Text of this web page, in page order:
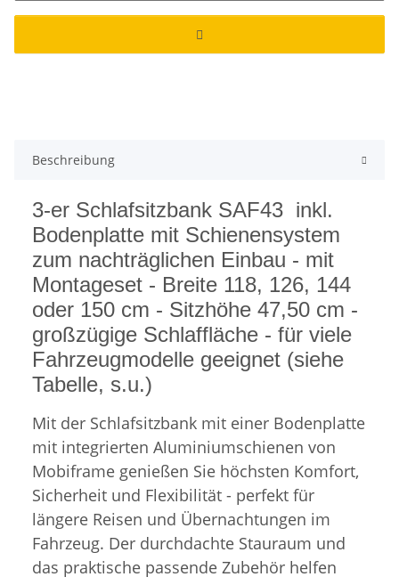
Beschreibung
3-er Schlafsitzbank SAF43 inkl.
Bodenplatte mit Schienensystem
zum nachträglichen Einbau - mit
Montageset - Breite 118, 126, 144
oder 150 cm - Sitzhöhe 47,50 cm -
großzügige Schlaffläche - für viele
Fahrzeugmodelle geeignet (siehe
Tabelle, s.u.)
Mit der Schlafsitzbank mit einer Bodenplatte
mit integrierten Aluminiumschienen von
Mobiframe genießen Sie höchsten Komfort,
Sicherheit und Flexibilität - perfekt für
längere Reisen und Übernachtungen im
Fahrzeug. Der durchdachte Stauraum und
das praktische passende Zubehör helfen